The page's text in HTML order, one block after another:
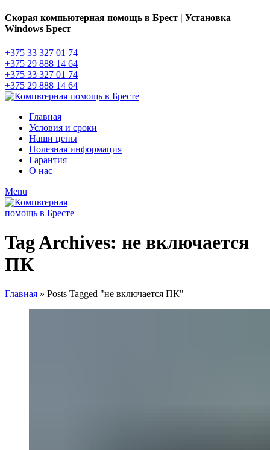
Скорая компьютерная помощь в Брест | Установка
Windows Брест
+375 33 327 01 74
+375 29 888 14 64
+375 33 327 01 74
+375 29 888 14 64
Главная
Условия и сроки
Наши цены
Полезная информация
Гарантия
О нас
Menu
Tag Archives: не включается
ПК
Главная » Posts Tagged "не включается ПК"